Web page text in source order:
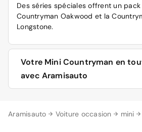
Aramisauto Voiture occasion mini
Des séries spéciales offrent un
Countryman Oakwood et la
Longstone.
Votre Mini Countryman en
avec Aramisauto
peut être fait en toute sérénité. Que